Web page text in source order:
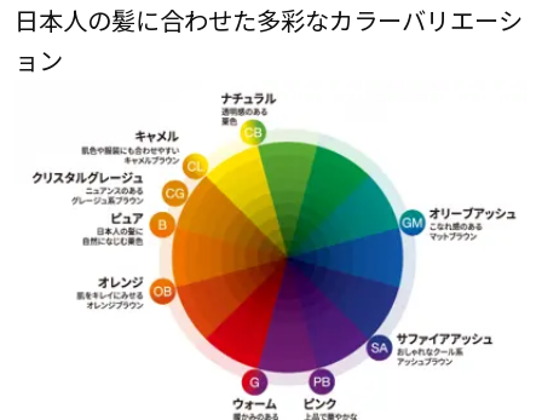
日本人の髪に合わせた多彩なカラーバリエーシ
ョン